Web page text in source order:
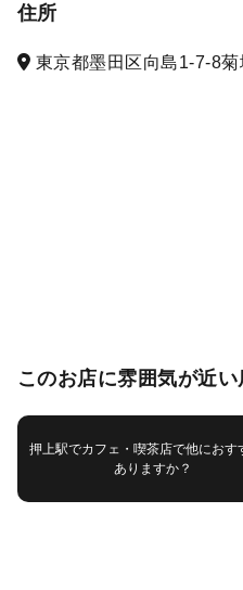
住所
東京都墨田区向島1-7-8
このお店に雰囲気が近い
押上駅でカフェ・喫茶店で他におす
ありますか？